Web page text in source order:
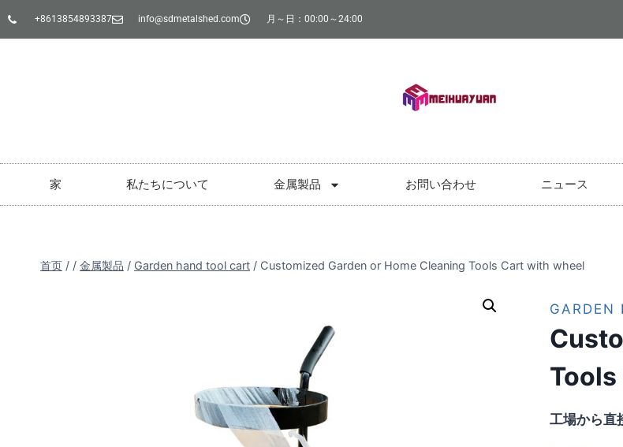
+8613854893387 info@sdmetalshed.com 月～日：00:00～24:00
家 私たちについて 金属製品 お問い合わせ ニュース
首页 / / 金属製品 / Garden hand tool cart / Customized Garden or Home Cleaning Tools Cart with wheel
GARDEN
工場から直